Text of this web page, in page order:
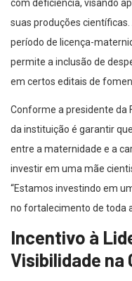
com deficiência, visando
suas produções
período de licença-
permite a inclusão de
em certos editais de
Conforme a presidente da
da instituição é garantir
entre a maternidade e a
investir em uma mãe
“Estamos investindo em
no fortalecimento de toda a
Incentivo à
Visibilidade na